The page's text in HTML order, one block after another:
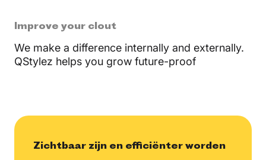
Improve your clout
We make a difference internally and externally.
QStylez helps you grow future-proof
Zichtbaar zijn en efficiënter worden